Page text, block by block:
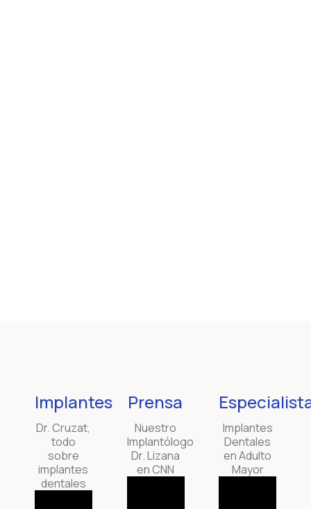
Implantes
Dr. Cruzat,
todo
sobre
implantes
dentales
Prensa
Nuestro
Implantólogo
Dr. Lizana
en CNN
Implantes
Dentales
en Adulto
Mayor